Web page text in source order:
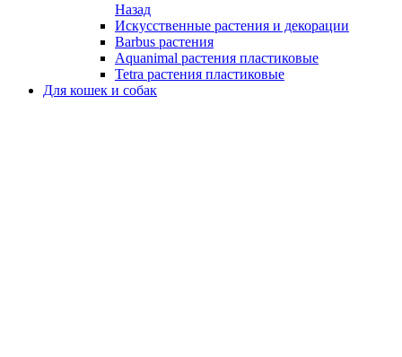
Назад
Искусственные растения и декорации
Barbus растения
Aquanimal растения пластиковые
Tetra растения пластиковые
Для кошек и собак